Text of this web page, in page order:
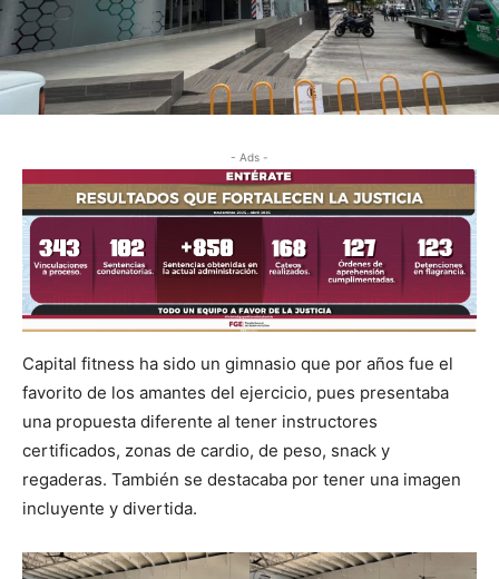
- Ads -
Capital fitness ha sido un gimnasio que por años fue el
favorito de los amantes del ejercicio, pues presentaba
una propuesta diferente al tener instructores
certificados, zonas de cardio, de peso, snack y
regaderas. También se destacaba por tener una imagen
incluyente y divertida.